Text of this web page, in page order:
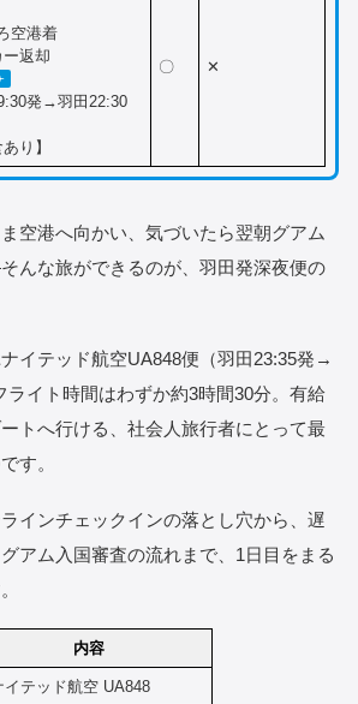
空港着
ー返却
発→羽田22:30
り】
〇 ✕
空港へ向かい、気づいたら翌朝グアム
んな旅ができるのが、羽田発深夜便の
イテッド航空UA848便（羽田23:35発→
ライト時間はわずか約3時間30分。有給
トへ行ける、社会人旅行者にとって最
す。
インチェックインの落とし穴から、遅
アム入国審査の流れまで、1日目をまる
内容
イテッド航空 UA848